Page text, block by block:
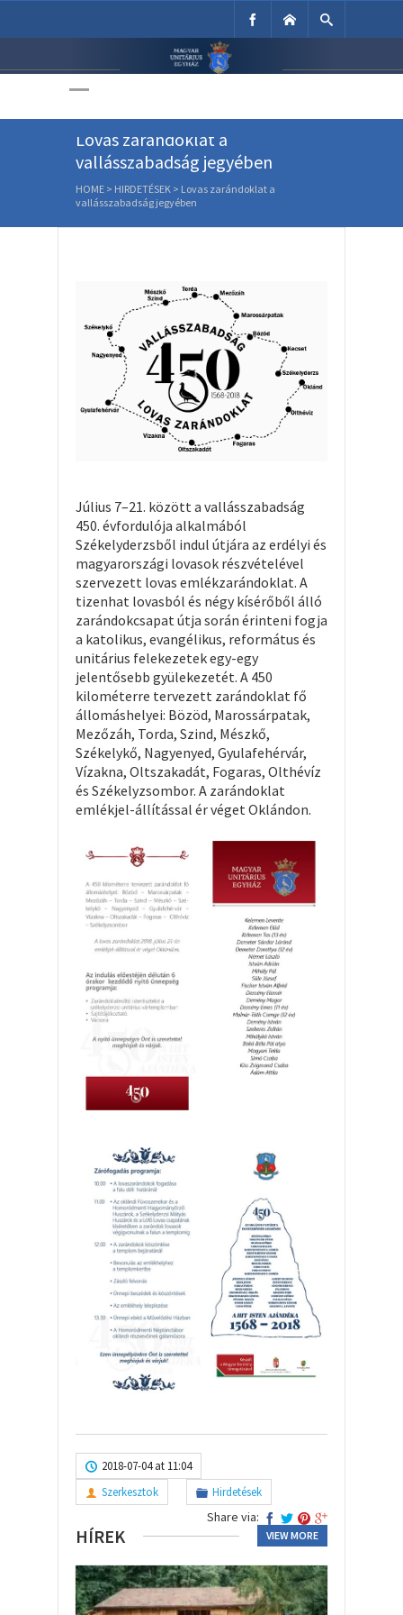
Unitárius Egyház
Lovas zarándoklat a
vallásszabadság jegyében
HOME > HIRDETÉSEK > Lovas zarándoklat a
vallásszabadság jegyében
Július 7–21. között a vallásszabadság
450. évfordulója alkalmából
Székelyderzsből indul útjára az erdélyi és
magyarországi lovasok részvételével
szervezett lovas emlékzarándoklat. A
tizenhat lovasból és négy kísérőből álló
zarándokcsapat útja során érinteni fogja
a katolikus, evangélikus, református és
unitárius felekezetek egy-egy
jelentősebb gyülekezetét. A 450
kilométerre tervezett zarándoklat fő
állomáshelyei: Bözöd, Marossárpatak,
Mezőzáh, Torda, Szind, Mészkő,
Székelykő, Nagyenyed, Gyulafehérvár,
Vízakna, Oltszakadát, Fogaras, Olthévíz
és Székelyzsombor. A zarándoklat
emlékjel-állítással ér véget Oklándon.
2018-07-04 at 11:04
Szerkesztok
Hirdetések
Share via:
HÍREK VIEW MORE